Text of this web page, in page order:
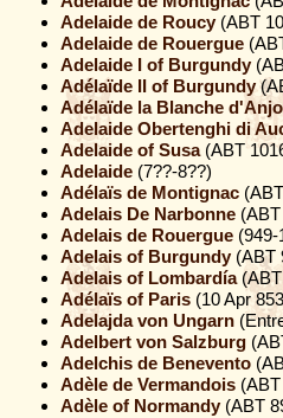
Adelaide de Roucy (ABT
Adelaide de Rouergue
Adelaide I of Burgundy
Adélaïde II of Burgundy
Adélaïde la Blanche
Adelaide Obertenghi di
Adelaide of Susa(ABT
Adelaide (7??-8??)
Adélaïs de Montignac
Adelais De Narbonne
Adelais de Rouergue (949-
Adelais of Burgundy (ABT
Adelais of Lombardía(ABT
Adélaïs of Paris (10 Apr
Adelajda von Ungarn
Adelbert von Salzburg
Adelchis de Benevento
Adèle de Vermandois
Adèle of Normandy (ABT